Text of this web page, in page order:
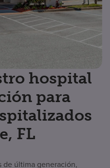
hospital
para
FL
de última generación,